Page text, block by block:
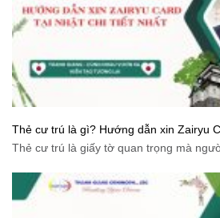
Thẻ cư trú là gì? Hướng dẫn xin Zairyu
Thẻ cư trú là giấy tờ quan trọng mà